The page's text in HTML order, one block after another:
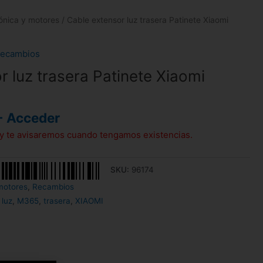
y motores / Cable extensor luz trasera Patinete Xiaomi
luz trasera Patinete Xiaomi
Acceder
te avisaremos cuando tengamos existencias.
SKU: 96174
Recambios
luz M365 trasera XIAOMI